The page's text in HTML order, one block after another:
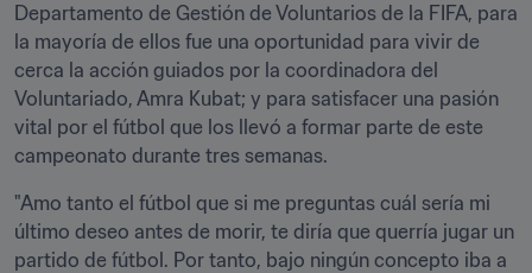
Departamento de Gestión de Voluntarios de la FIFA, para
la mayoría de ellos fue una oportunidad para vivir de
cerca la acción guiados por la coordinadora del
Voluntariado, Amra Kubat; y para satisfacer una pasión
vital por el fútbol que los llevó a formar parte de este
campeonato durante tres semanas.
"Amo tanto el fútbol que si me preguntas cuál sería mi
último deseo antes de morir, te diría que querría jugar un
partido de fútbol. Por tanto, bajo ningún concepto iba a